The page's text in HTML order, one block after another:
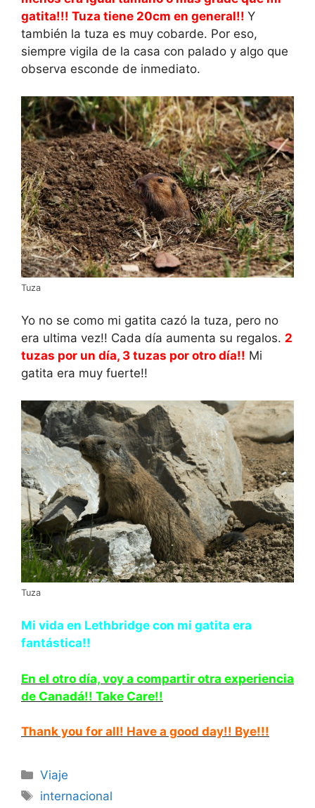
gatita!!! Tuza tiene 20cm en general!! Y
también la tuza es muy cobarde. Por eso,
siempre vigila de la casa con palado y algo que
observa esconde de inmediato.
Tuza
Yo no se como mi gatita cazó la tuza, pero no
era ultima vez!! Cada día aumenta su regalos. 2
tuzas por un día, 3 tuzas por otro día!! Mi
gatita era muy fuerte!!
Tuza
Mi vida en Lethbridge con mi gatita era
fantástica!!
En el otro día, voy a compartir otra experiencia
de Canadá!! Take Care!!
Thank you for all! Have a good day!! Bye!!!
Categorías
Viaje
Etiquetas
internacional